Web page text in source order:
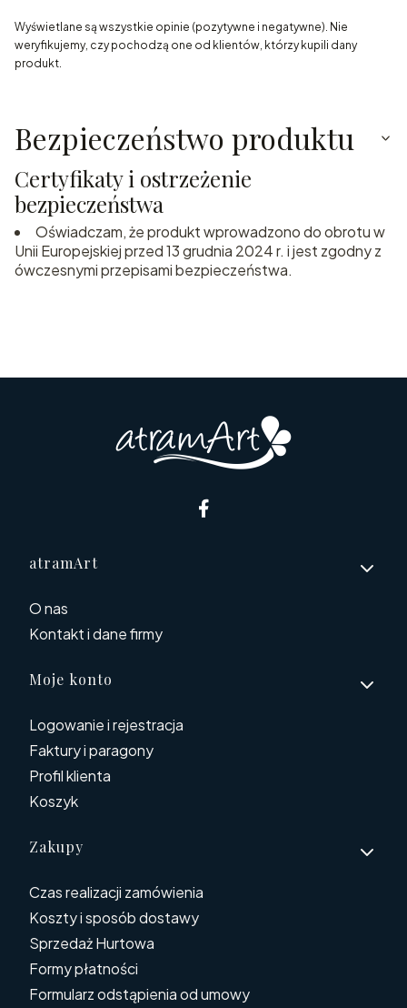
Wyświetlane są wszystkie opinie (pozytywne i negatywne). Nie
weryfikujemy, czy pochodzą one od klientów, którzy kupili dany
produkt.
Bezpieczeństwo produktu
Certyfikaty i ostrzeżenie
bezpieczeństwa
Oświadczam, że produkt wprowadzono do obrotu w
Unii Europejskiej przed 13 grudnia 2024 r. i jest zgodny z
ówczesnymi przepisami bezpieczeństwa.
Linki w stopce
atramArt
O nas
Kontakt i dane firmy
Moje konto
Logowanie i rejestracja
Faktury i paragony
Profil klienta
Koszyk
Zakupy
Czas realizacji zamówienia
Koszty i sposób dostawy
Sprzedaż Hurtowa
Formy płatności
Formularz odstąpienia od umowy